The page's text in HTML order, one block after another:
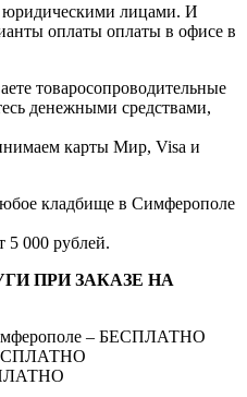
лицами. И
оплаты оплаты в офисе в
товаросопроводительные
денежными средствами,
карты Мир, Visa и
кладбище в Симферополе
5 000 рублей.
ПРИ ЗАКАЗЕ НА
– БЕСПЛАТНО